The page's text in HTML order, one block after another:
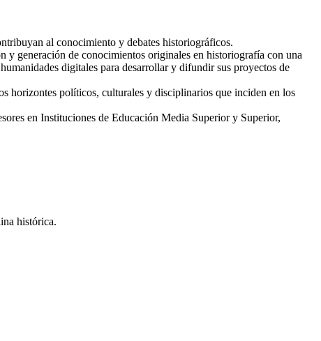
al conocimiento y debates historiográficos.
y generación de conocimientos originales en historiografía con una
digitales para desarrollar y difundir sus proyectos de
horizontes políticos, culturales y disciplinarios que inciden en los
en Instituciones de Educación Media Superior y Superior,
histórica.